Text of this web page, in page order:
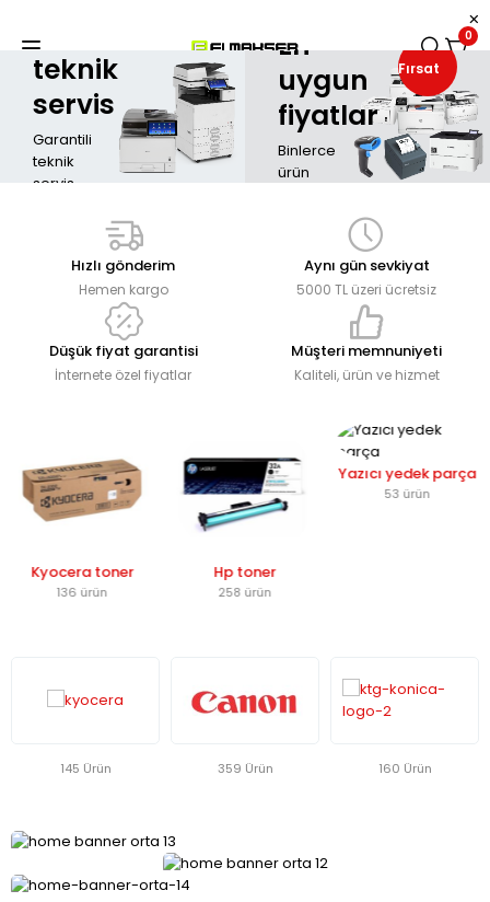
0
Ricoh
teknik
servis
Garantili
teknik
servis
Fırsat
En
uygun
fiyatlar
Binlerce
ürün
Hızlı gönderim
Hemen kargo
Aynı gün sevkiyat
5000 TL üzeri ücretsiz
Düşük fiyat garantisi
İnternete özel fiyatlar
Müşteri memnuniyeti
Kaliteli, ürün ve hizmet
Kyocera toner
136 ürün
Hp toner
258 ürün
Yazıcı yedek parça
53 ürün
145 Ürün 359 Ürün 160 Ürün